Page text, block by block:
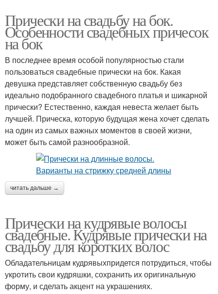
Прически на свадьбу на бок.
Особенности свадебных причесок
на бок
В последнее время особой популярностью стали
пользоваться свадебные прически на бок. Какая
девушка представляет собственную свадьбу без
идеально подобранного свадебного платья и шикарной
прически? Естественно, каждая невеста желает быть
лучшей. Прическа, которую будущая жена хочет сделать
на один из самых важных моментов в своей жизни,
может быть самой разнообразной.
читать дальше →
Прически на кудрявые волосы
свадебные. Кудрявые прически на
свадьбу для коротких волос
Обладательницам кудрявыхпридется потрудиться, чтобы
укротить свои кудряшки, сохранить их оригинальную
форму, и сделать акцент на украшениях.